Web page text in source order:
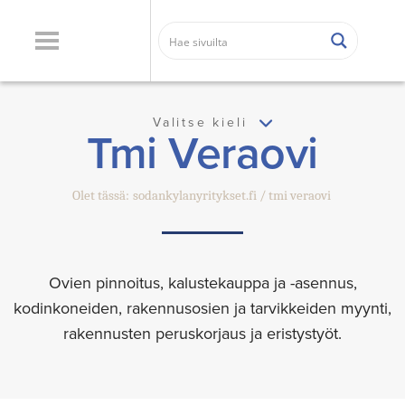
Valitse kieli
Tmi Veraovi
Olet tässä: sodankylanyritykset.fi tmi veraovi
Ovien pinnoitus, kalustekauppa ja -asennus,
kodinkoneiden, rakennusosien ja tarvikkeiden myynti,
rakennusten peruskorjaus ja eristystyöt.